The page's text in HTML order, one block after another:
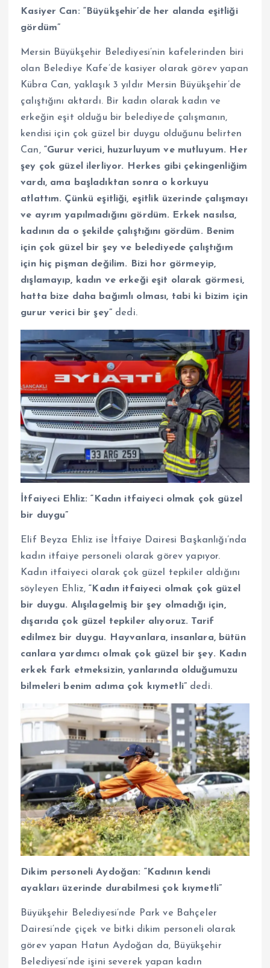
Kasiyer Can: “Büyükşehir’de her alanda eşitliği
gördüm”
Mersin Büyükşehir Belediyesi’nin kafelerinden biri
olan Belediye Kafe’de kasiyer olarak görev yapan
Kübra Can, yaklaşık 3 yıldır Mersin Büyükşehir’de
çalıştığını aktardı. Bir kadın olarak kadın ve
erkeğin eşit olduğu bir belediyede çalışmanın,
kendisi için çok güzel bir duygu olduğunu belirten
Can, “Gurur verici, huzurluyum ve mutluyum. Her
şey çok güzel ilerliyor. Herkes gibi çekingenliğim
vardı, ama başladıktan sonra o korkuyu
atlattım. Çünkü eşitliği, eşitlik üzerinde çalışmayı
ve ayrım yapılmadığını gördüm. Erkek nasılsa,
kadının da o şekilde çalıştığını gördüm. Benim
için çok güzel bir şey ve belediyede çalıştığım
için hiç pişman değilim. Bizi hor görmeyip,
dışlamayıp, kadın ve erkeği eşit olarak görmesi,
hatta bize daha bağımlı olması, tabi ki bizim için
gurur verici bir şey” dedi.
İtfaiyeci Ehliz: “Kadın itfaiyeci olmak çok güzel
bir duygu”
Elif Beyza Ehliz ise İtfaiye Dairesi Başkanlığı’nda
kadın itfaiye personeli olarak görev yapıyor.
Kadın itfaiyeci olarak çok güzel tepkiler aldığını
söyleyen Ehliz,“Kadın itfaiyeci olmak çok güzel
bir duygu. Alışılagelmiş bir şey olmadığı için,
dışarıda çok güzel tepkiler alıyoruz. Tarif
edilmez bir duygu. Hayvanlara, insanlara, bütün
canlara yardımcı olmak çok güzel bir şey. Kadın
erkek fark etmeksizin, yanlarında olduğumuzu
bilmeleri benim adıma çok kıymetli” dedi.
Dikim personeli Aydoğan: “Kadının kendi
ayakları üzerinde durabilmesi çok kıymetli”
Büyükşehir Belediyesi’nde Park ve Bahçeler
Dairesi’nde çiçek ve bitki dikim personeli olarak
görev yapan Hatun Aydoğan da, Büyükşehir
Belediyesi’nde işini severek yapan kadın